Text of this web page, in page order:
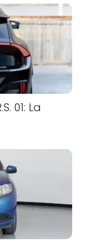
01: La